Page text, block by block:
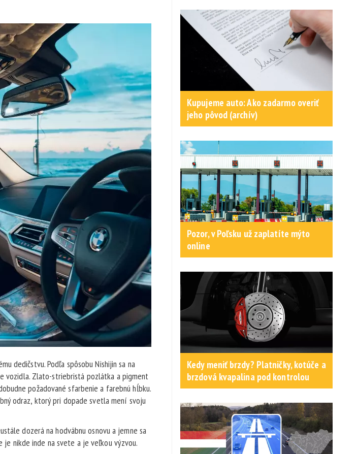
dedičstvu. Podľa spôsobu Nishijin sa na
vozidla. Zlato-striebristá pozlátka a pigment
požadované sfarbenie a farebnú hĺbku.
odraz, ktorý pri dopade svetla mení svoju
dozerá na hodvábnu osnovu a jemne sa
je nikde inde na svete a je veľkou výzvou.
Kupujeme auto: Ako zadarmo overiť
jeho pôvod (archív)
Pozor, v Poľsku už zaplatíte mýto
online
Kedy meniť brzdy? Platničky, kotúče a
brzdová kvapalina pod kontrolou